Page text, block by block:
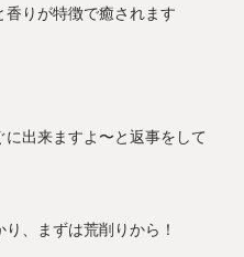
りが特徴で癒されます
出来ますよ〜と返事をして
、まずは荒削りから！